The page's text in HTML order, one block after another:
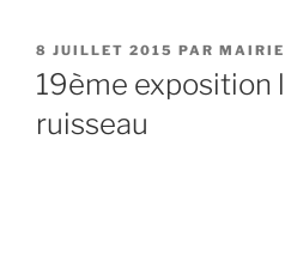
PUBLIÉ
LE
8 JUILLET 2015 PAR MAIRIE
19ème exposition
ruisseau